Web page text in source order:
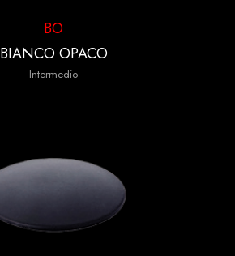
BO
BIANCO OPACO
Intermedio